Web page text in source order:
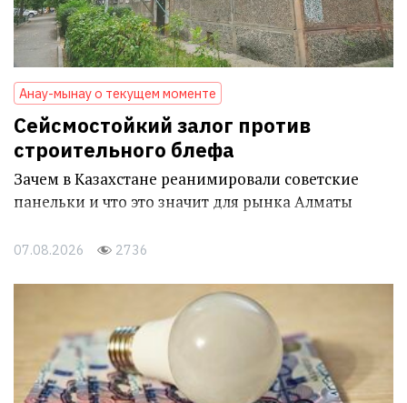
Анау-мынау о текущем моменте
Сейсмостойкий залог против
строительного блефа
Зачем в Казахстане реанимировали советские
панельки и что это значит для рынка Алматы
07.08.2026 2736